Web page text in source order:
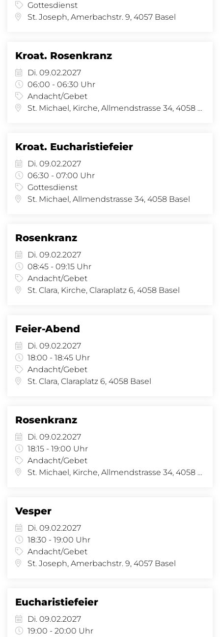
Gottesdienst
St. Joseph, Amerbachstr. 9, 4057 Basel
Kroat. Rosenkranz
Di. 09.02.2027
06:00 - 06:30 Uhr
Andacht/Gebet
St. Michael, Kirche, Allmendstrasse 34, 4058 Basel
Kroat. Eucharistiefeier
Di. 09.02.2027
06:30 - 07:00 Uhr
Gottesdienst
St. Michael, Allmendstrasse 34, 4058 Basel
Rosenkranz
Di. 09.02.2027
08:45 - 09:15 Uhr
Andacht/Gebet
St. Clara, Kirche, Claraplatz 6, 4058 Basel
Feier-Abend
Di. 09.02.2027
18:00 - 18:45 Uhr
Andacht/Gebet
St. Clara, Claraplatz 6, 4058 Basel
Rosenkranz
Di. 09.02.2027
18:15 - 19:00 Uhr
Andacht/Gebet
St. Michael, Kirche, Allmendstrasse 34, 4058 Basel
Vesper
Di. 09.02.2027
18:30 - 19:00 Uhr
Andacht/Gebet
St. Joseph, Amerbachstr. 9, 4057 Basel
Eucharistiefeier
Di. 09.02.2027
19:00 - 20:00 Uhr